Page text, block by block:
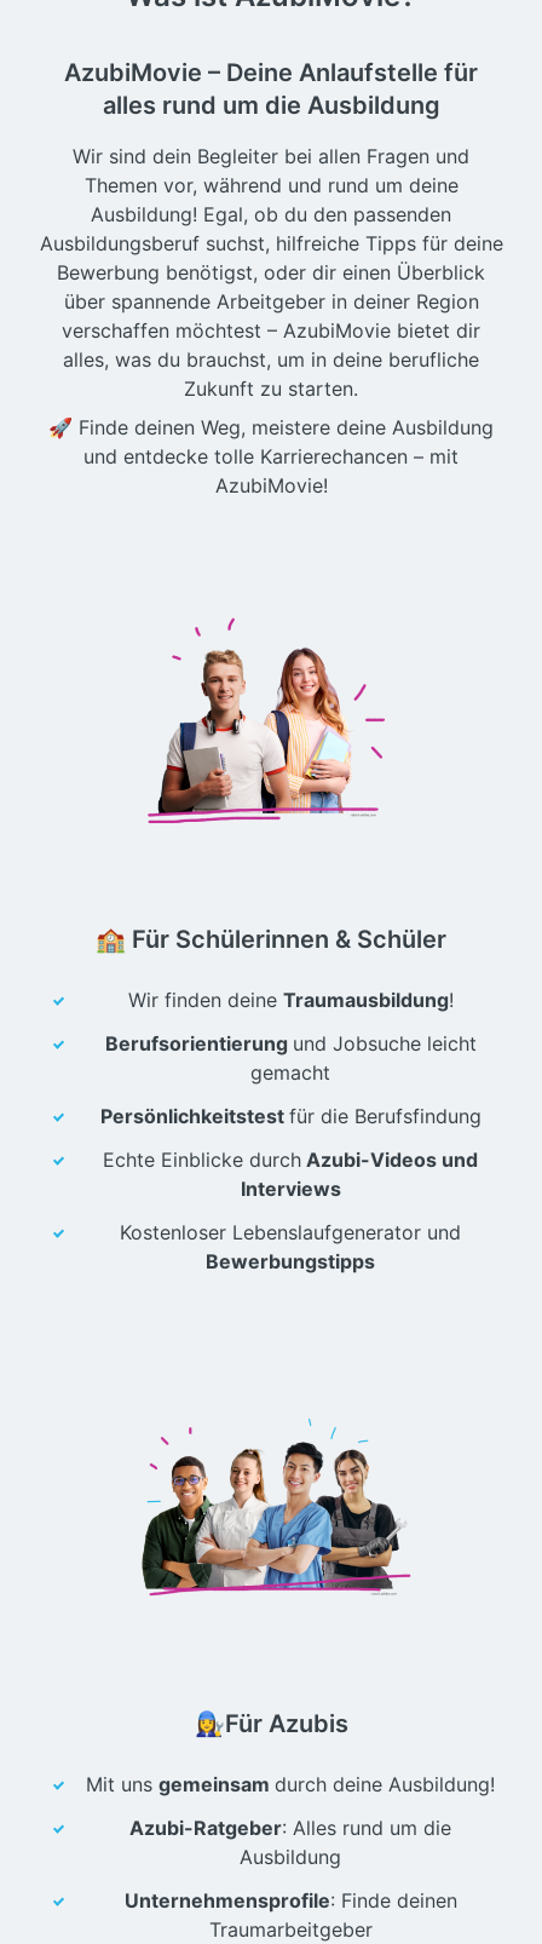
AzubiMovie – Deine Anlaufstelle für
alles rund um die Ausbildung
Wir sind dein Begleiter bei allen Fragen und
Themen vor, während und rund um deine
Ausbildung! Egal, ob du den passenden
Ausbildungsberuf suchst, hilfreiche Tipps für deine
Bewerbung benötigst, oder dir einen Überblick
über spannende Arbeitgeber in deiner Region
verschaffen möchtest – AzubiMovie bietet dir
alles, was du brauchst, um in deine berufliche
Zukunft zu starten.
🚀 Finde deinen Weg, meistere deine Ausbildung
und entdecke tolle Karrierechancen – mit
AzubiMovie!
🏫 Für Schülerinnen & Schüler
Wir finden deine Traumausbildung!
Berufsorientierung und Jobsuche leicht
gemacht
Persönlichkeitstest für die Berufsfindung
Echte Einblicke durch Azubi-Videos und
Interviews
Kostenloser Lebenslaufgenerator und
Bewerbungstipps
👩‍🔧Für Azubis
Mit uns gemeinsam durch deine Ausbildung!
Azubi-Ratgeber: Alles rund um die
Ausbildung
Unternehmensprofile: Finde deinen
Traumarbeitgeber